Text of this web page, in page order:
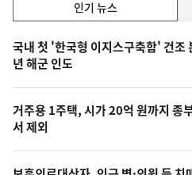
기,
최
신,
오
늘
의
인기 뉴스
인
기
뉴
스
국내 첫 '한국형 이지스구축함' 건
년 해군 인도
거주용 1주택, 시가 20억 원까지 종
서 제외